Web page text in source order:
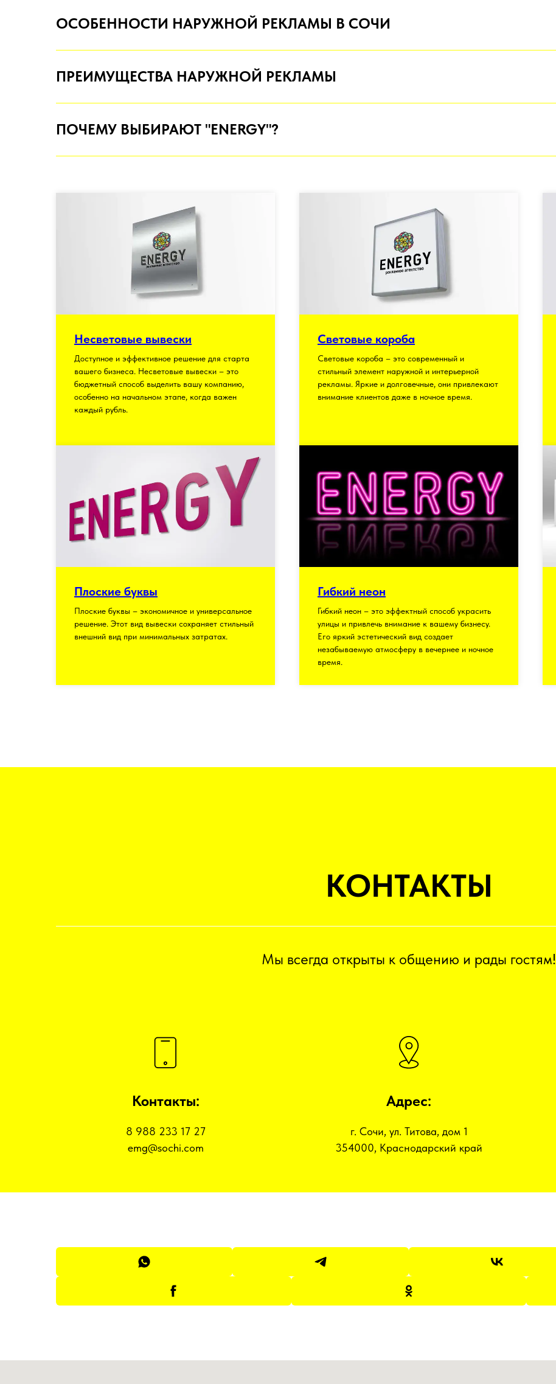
ОСОБЕННОСТИ НАРУЖНОЙ РЕКЛАМЫ В СОЧИ
ПРЕИМУЩЕСТВА НАРУЖНОЙ РЕКЛАМЫ
ПОЧЕМУ ВЫБИРАЮТ "ENERGY"?
Несветовые вывески
Доступное и эффективное решение для старта
вашего бизнеса. Несветовые вывески – это
бюджетный способ выделить вашу компанию,
особенно на начальном этапе, когда важен
каждый рубль.
Световые короба
Световые короба – это современный и
стильный элемент наружной и интерьерной
рекламы. Яркие и долговечные, они привлекают
внимание клиентов даже в ночное время.
Плоские буквы
Плоские буквы – экономичное и универсальное
решение. Этот вид вывески сохраняет стильный
внешний вид при минимальных затратах.
Гибкий неон
Гибкий неон – это эффектный способ украсить
улицы и привлечь внимание к вашему бизнесу.
Его яркий эстетический вид создает
незабываемую атмосферу в вечернее и ночное
время.
КОНТАКТЫ
Мы всегда открыты к общению и рады гостям!
Контакты:
8 988 233 17 27
emg@sochi.com
Адрес:
г. Сочи, ул. Титова, дом 1
354000, Краснодарский край